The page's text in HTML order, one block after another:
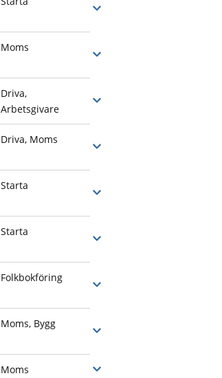
Öppna
Moms
Öppna
Driva,
Arbetsgivare
Öppna
Driva, Moms
Öppna
Starta
Öppna
Starta
Öppna
Folkbokföring
Öppna
Moms, Bygg
Öppna
Moms Öppna